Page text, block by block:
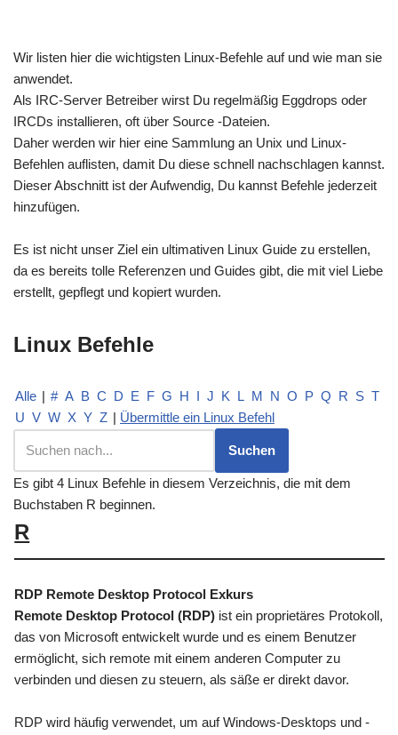
Wir listen hier die wichtigsten Linux-Befehle auf und wie man sie
anwendet.
Als IRC-Server Betreiber wirst Du regelmäßig Eggdrops oder
IRCDs installieren, oft über Source -Dateien.
Daher werden wir hier eine Sammlung an Unix und Linux-
Befehlen auflisten, damit Du diese schnell nachschlagen kannst.
Dieser Abschnitt ist der Aufwendig, Du kannst Befehle jederzeit
hinzufügen.
Es ist nicht unser Ziel ein ultimativen Linux Guide zu erstellen,
da es bereits tolle Referenzen und Guides gibt, die mit viel Liebe
erstellt, gepflegt und kopiert wurden.
Linux Befehle
Alle | # A B C D E F G H I J K L M N O P Q R S T
U V W X Y Z | Übermittle ein Linux Befehl
Es gibt 4 Linux Befehle in diesem Verzeichnis, die mit dem
Buchstaben R beginnen.
R
RDP Remote Desktop Protocol Exkurs
Remote Desktop Protocol (RDP) ist ein proprietäres Protokoll,
das von Microsoft entwickelt wurde und es einem Benutzer
ermöglicht, sich remote mit einem anderen Computer zu
verbinden und diesen zu steuern, als säße er direkt davor.
RDP wird häufig verwendet, um auf Windows-Desktops und -